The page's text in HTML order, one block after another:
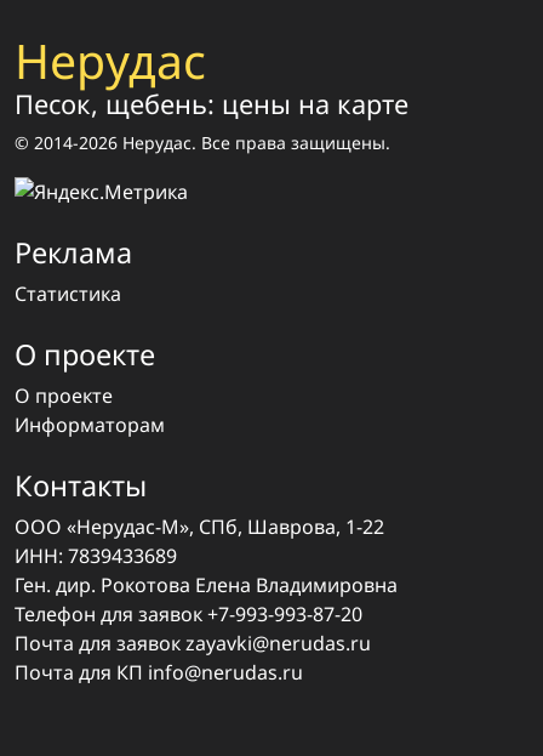
Нерудас
Песок, щебень: цены на карте
© 2014-2026 Нерудас. Все права защищены.
Реклама
Статистика
О проекте
О проекте
Информаторам
Контакты
ООО «Нерудас-М», СПб, Шаврова, 1-22
ИНН: 7839433689
Ген. дир. Рокотова Елена Владимировна
Телефон для заявок+7-993-993-87-20
Почта для заявокzayavki@nerudas.ru
Почта для КП info@nerudas.ru